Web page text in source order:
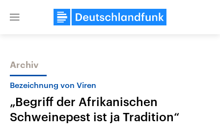
Close
Themen
Archiv
Bezeichnung von Viren
„Begriff der Afrikanischen
Schweinepest ist ja Tradition“